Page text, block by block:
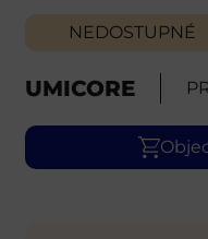
NEDOSTUPNÉ
UMICORE